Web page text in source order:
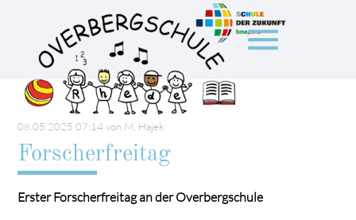
menu
Suchbegriffe
08.05.2025 07:14 von M. Hajek
Forscherfreitag
Erster Forscherfreitag an der Overbergschule